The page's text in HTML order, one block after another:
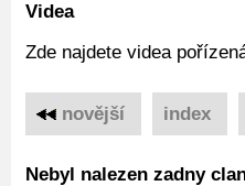
Videa
Zde najdete videa
novější index
Nebyl nalezen zadny